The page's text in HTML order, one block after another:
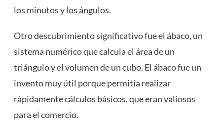
los minutos y los ángulos.
Otro descubrimiento significativo fue el ábaco, un
sistema numérico que calcula el área de un
triángulo y el volumen de un cubo. El ábaco fue un
invento muy útil porque permitía realizar
rápidamente cálculos básicos, que eran valiosos
para el comercio.